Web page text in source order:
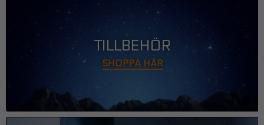
TILLBEHÖR
SHOPPA HÄR